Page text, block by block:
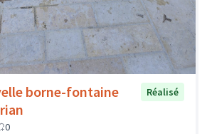
borne-fontaine
Réalisé
0